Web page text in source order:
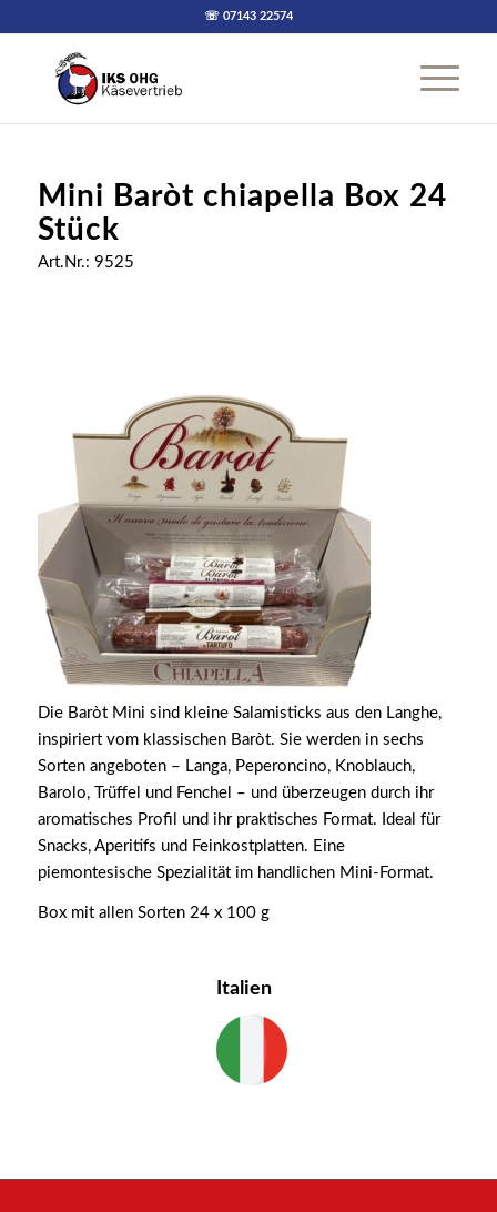
☏ 07143 22574
Mini Baròt chiapella Box 24
Stück
Art.Nr.: 9525
Die Baròt Mini sind kleine Salamisticks aus den Langhe,
inspiriert vom klassischen Baròt. Sie werden in sechs
Sorten angeboten – Langa, Peperoncino, Knoblauch,
Barolo, Trüffel und Fenchel – und überzeugen durch ihr
aromatisches Profil und ihr praktisches Format. Ideal für
Snacks, Aperitifs und Feinkostplatten. Eine
piemontesische Spezialität im handlichen Mini-Format.
Box mit allen Sorten 24 x 100 g
Italien